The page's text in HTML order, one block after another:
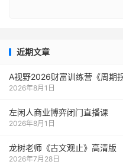
近期文章
A视野2026财富训练营《周期
2026年8月1日
左闲人商业博弈闭门直播课
2026年8月1日
龙树老师《古文观止》高清版
2026年7月28日